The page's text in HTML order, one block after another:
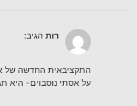
רות הגיב:
התקציבאית החדשה של
על אסתי נוסבוים- היא